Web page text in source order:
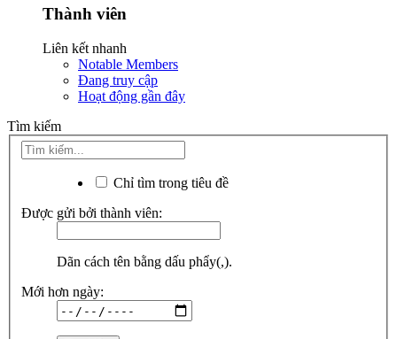
Thành viên
Liên kết nhanh
Notable Members
Đang truy cập
Hoạt động gần đây
Tìm kiếm
Chỉ tìm trong tiêu đề
Được gửi bởi thành viên:
Dãn cách tên bằng dấu phẩy(,).
Mới hơn ngày: